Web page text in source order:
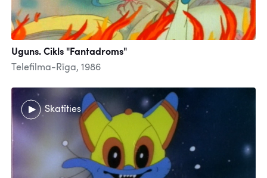
Uguns. Cikls "Fantadroms"
Telefilma-Rīga, 1986
Skatīties